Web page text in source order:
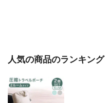
人気の商品のランキング